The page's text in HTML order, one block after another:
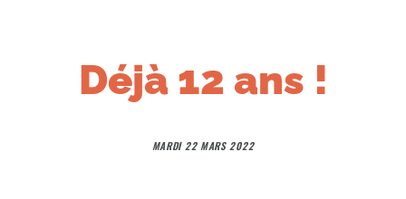
Déjà 12 ans !
MARDI 22 MARS 2022